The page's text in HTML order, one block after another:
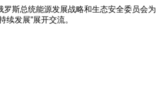
斯总统能源发展战略和生态安全委员会为
发展”展开交流。